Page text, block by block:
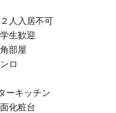
２人入居不可
学生歓迎
角部屋
ロ
ーキッチン
化粧台